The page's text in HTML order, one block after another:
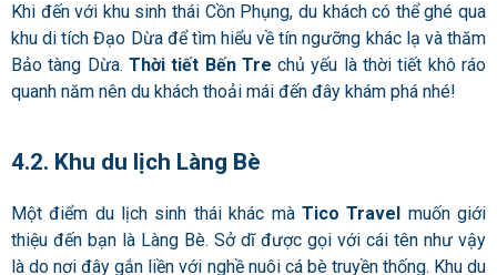
Khi đến với khu sinh thái Cồn Phụng, du khách có thể ghé qua
khu di tích Đạo Dừa để tìm hiểu về tín ngưỡng khác lạ và thăm
Bảo tàng Dừa. Thời tiết Bến Tre chủ yếu là thời tiết khô ráo
quanh năm nên du khách thoải mái đến đây khám phá nhé!
4.2. Khu du lịch Làng Bè
Một điểm du lịch sinh thái khác mà Tico Travel muốn giới
thiệu đến bạn là Làng Bè. Sở dĩ được gọi với cái tên như vậy
là do nơi đây gắn liền với nghề nuôi cá bè truyền thống. Khu du